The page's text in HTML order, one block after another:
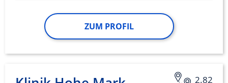
ZUM PROFIL
2.82